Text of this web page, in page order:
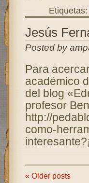
Etiquetas:
Jesús
Posted by
Para
académico
del blog
profesor
http://
como-
« Older posts